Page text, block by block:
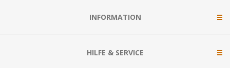
INFORMATION
HILFE & SERVICE